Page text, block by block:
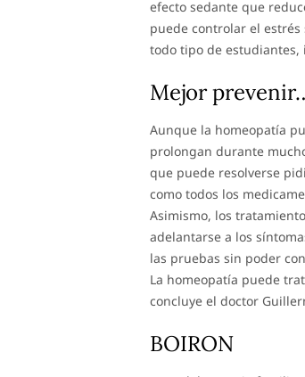
efecto sedante que
puede controlar el
todo tipo de estudiantes,
Mejor
Aunque la homeopatía
prolongan durante
que puede resolverse
como todos los
Asimismo, los
adelantarse a los
las pruebas sin poder
La homeopatía puede
concluye el doctor
BOIRON